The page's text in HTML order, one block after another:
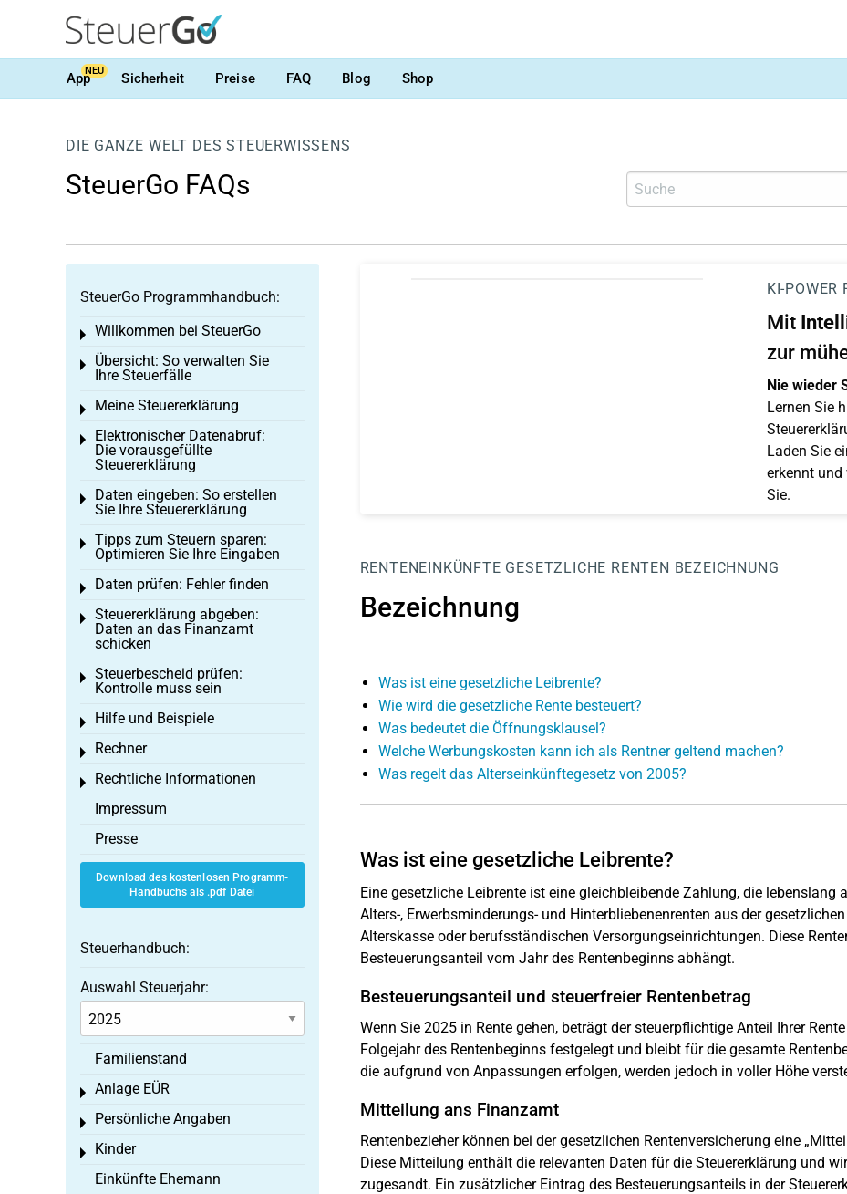
AppNEU Sicherheit Preise FAQ Blog Shop
DIE GANZE WELT DES STEUERWISSENS
SteuerGo FAQs
KI-POWER
Mit
zur
Nie wieder
Lernen Sie
Laden Sie
erkennt
Sie.
RENTENEINKÜNFTE GESETZLICHE RENTEN BEZEICHNUNG
Bezeichnung
Was ist eine gesetzliche Leibrente?
Wie wird die gesetzliche Rente besteuert?
Was bedeutet die Öffnungsklausel?
Welche Werbungskosten kann ich als Rentner geltend machen?
Was regelt das Alterseinkünftegesetz von 2005?
Was ist eine gesetzliche Leibrente?
Eine gesetzliche Leibrente ist eine gleichbleibende Zahlung, die lebenslang
Alters-, Erwerbsminderungs- und Hinterbliebenenrenten aus der
Alterskasse oder berufsständischen Versorgungseinrichtungen. Diese
Besteuerungsanteil vom Jahr des Rentenbeginns abhängt.
Besteuerungsanteil und steuerfreier Rentenbetrag
Wenn Sie 2025 in Rente gehen, beträgt der steuerpflichtige Anteil Ihrer
Folgejahr des Rentenbeginns festgelegt und bleibt für die gesamte
die aufgrund von Anpassungen erfolgen, werden jedoch in voller Höhe
Mitteilung ans Finanzamt
Rentenbezieher können bei der gesetzlichen Rentenversicherung eine
Diese Mitteilung enthält die relevanten Daten für die Steuererklärung und
zugesandt. Ein zusätzlicher Eintrag des Besteuerungsanteils in der
SteuerGo Programmhandbuch:
Willkommen bei SteuerGo
Toggle menu
Übersicht: So verwalten Sie
Ihre Steuerfälle
Toggle menu
Meine Steuererklärung
Toggle menu
Elektronischer Datenabruf:
Die vorausgefüllte
Steuererklärung
Toggle menu
Daten eingeben: So erstellen
Sie Ihre Steuererklärung
Toggle menu
Tipps zum Steuern sparen:
Optimieren Sie Ihre Eingaben
Toggle menu
Daten prüfen: Fehler finden
Toggle menu
Steuererklärung abgeben:
Daten an das Finanzamt
schicken
Toggle menu
Steuerbescheid prüfen:
Kontrolle muss sein
Toggle menu
Hilfe und Beispiele
Toggle menu
Rechner
Toggle menu
Rechtliche Informationen
Toggle menu
Impressum
Presse
Download des kostenlosen Programm-
Handbuchs als .pdf Datei
Steuerhandbuch:
Auswahl Steuerjahr:
Familienstand
Anlage EÜR
Toggle menu
Persönliche Angaben
Toggle menu
Kinder
Toggle menu
Einkünfte Ehemann